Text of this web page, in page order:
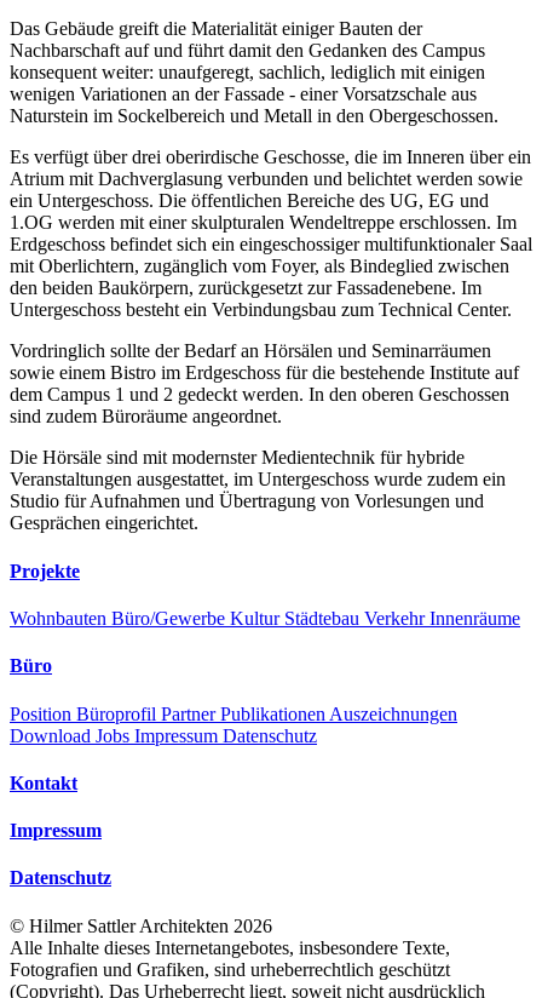
Das Gebäude greift die Materialität einiger Bauten der
Nachbarschaft auf und führt damit den Gedanken des Campus
konsequent weiter: unaufgeregt, sachlich, lediglich mit einigen
wenigen Variationen an der Fassade - einer Vorsatzschale aus
Naturstein im Sockelbereich und Metall in den Obergeschossen.
Es verfügt über drei oberirdische Geschosse, die im Inneren über ein
Atrium mit Dachverglasung verbunden und belichtet werden sowie
ein Untergeschoss. Die öffentlichen Bereiche des UG, EG und
1.OG werden mit einer skulpturalen Wendeltreppe erschlossen. Im
Erdgeschoss befindet sich ein eingeschossiger multifunktionaler Saal
mit Oberlichtern, zugänglich vom Foyer, als Bindeglied zwischen
den beiden Baukörpern, zurückgesetzt zur Fassadenebene. Im
Untergeschoss besteht ein Verbindungsbau zum Technical Center.
Vordringlich sollte der Bedarf an Hörsälen und Seminarräumen
sowie einem Bistro im Erdgeschoss für die bestehende Institute auf
dem Campus 1 und 2 gedeckt werden. In den oberen Geschossen
sind zudem Büroräume angeordnet.
Die Hörsäle sind mit modernster Medientechnik für hybride
Veranstaltungen ausgestattet, im Untergeschoss wurde zudem ein
Studio für Aufnahmen und Übertragung von Vorlesungen und
Gesprächen eingerichtet.
Projekte
Wohnbauten Büro/Gewerbe Kultur Städtebau VerkehrInnenräume
Büro
Position Büroprofil PartnerPublikationen Auszeichnungen
Download Jobs Impressum Datenschutz
Kontakt
Impressum
Datenschutz
© Hilmer Sattler Architekten 2026
Alle Inhalte dieses Internetangebotes, insbesondere Texte,
Fotografien und Grafiken, sind urheberrechtlich geschützt
(Copyright). Das Urheberrecht liegt, soweit nicht ausdrücklich